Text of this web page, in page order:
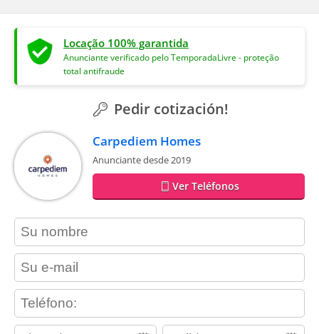
Locação 100% garantida
Anunciante verificado pelo TemporadaLivre - proteção
total antifraude
Pedir cotización!
Carpediem Homes
Anunciante desde 2019
Ver Teléfonos
contact_name
contact_email
contact_phone